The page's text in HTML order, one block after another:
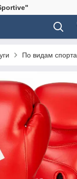
По видам спорта